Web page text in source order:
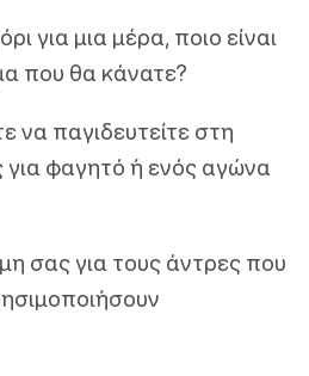
για μια μέρα, ποιο είναι
που θα κάνατε?
να παγιδευτείτε στη
για φαγητό ή ενός αγώνα
σας για τους άντρες που